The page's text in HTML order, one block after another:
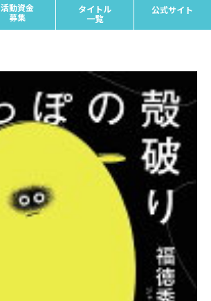
活動資金
募集
タイトル
一覧
公式サイト